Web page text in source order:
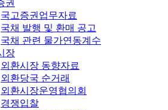
권
국고증권업무자료
국채 발행 및 환매 공고
국채 관련 물가연동계수
장
외환시장 동향자료
외환당국 순거래
외환시장운영협의회
경쟁입찰